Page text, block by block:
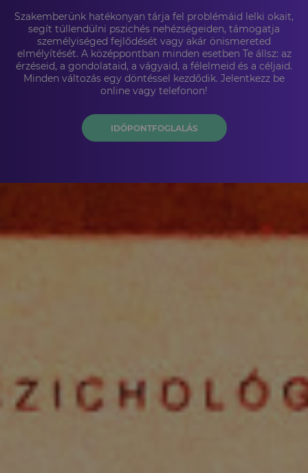
Szakemberünk hatékonyan tárja fel problémáid lelki okait,
segít túllendülni pszichés nehézségeiden, támogatja
személyiséged fejlődését vagy akár önismereted
elmélyítését. A középpontban minden esetben Te állsz: az
érzéseid, a gondolataid, a vágyaid, a félelmeid és a céljaid.
Minden változás egy döntéssel kezdődik. Jelentkezz be
online vagy telefonon!
IDŐPONTFOGLALÁS